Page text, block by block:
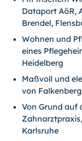
Dataport AöR,
Brendel,
Wohnen und
eines
Heidelberg
Maßvoll und
von
Von Grund auf
Karlsruhe